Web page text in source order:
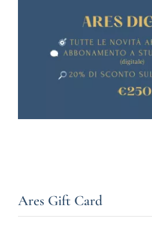
Ares Gift Card